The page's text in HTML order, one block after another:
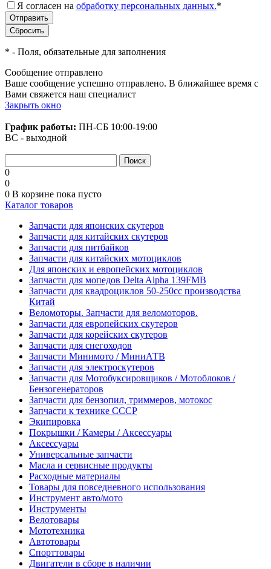
Я согласен на обработку персональных данных.*
* - Поля, обязательные для заполнения
Сообщение отправлено
Ваше сообщение успешно отправлено. В ближайшее время с
Вами свяжется наш специалист
Закрыть окно
График работы: ПН-СБ 10:00-19:00
ВС - выходной
0
0
0 В корзине пока пусто
Каталог товаров
Запчасти для японских скутеров
Запчасти для китайских скутеров
Запчасти для питбайков
Запчасти для китайских мотоциклов
Для японских и европейских мотоциклов
Запчасти для мопедов Delta Alpha 139FMB
Запчасти для квадроциклов 50-250сс производства
Китай
Веломоторы. Запчасти для веломоторов.
Запчасти для европейских скутеров
Запчасти для корейских скутеров
Запчасти для снегоходов
Запчасти Минимото / МиниАТВ
Запчасти для электроскутеров
Запчасти для Мотобуксировщиков / Мотоблоков /
Бензогенераторов
Запчасти для бензопил, триммеров, мотокос
Запчасти к технике СССР
Экипировка
Покрышки / Камеры / Аксессуары
Аксессуары
Универсальные запчасти
Масла и сервисные продукты
Расходные материалы
Товары для повседневного использования
Инструмент авто/мото
Инструменты
Велотовары
Мототехника
Автотовары
Спорттовары
Двигатели в сборе в наличии